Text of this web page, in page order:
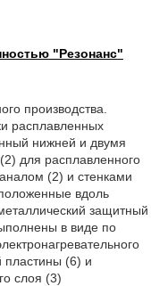
"Резонанс"
производства.
расплавленных
нижней и двумя
для расплавленного
(2) и стенками
вдоль
защитный
в виде по
пластины (6) и
слоя (3)